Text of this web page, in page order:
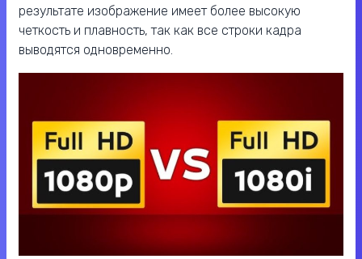
результате изображение имеет более высокую
четкость и плавность, так как все строки кадра
выводятся одновременно.